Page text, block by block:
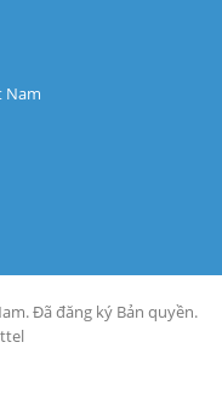
Nam
Đã đăng ký Bản quyền.